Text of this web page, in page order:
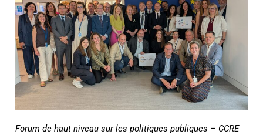
Forum de haut niveau sur les politiques publiques – CCRE